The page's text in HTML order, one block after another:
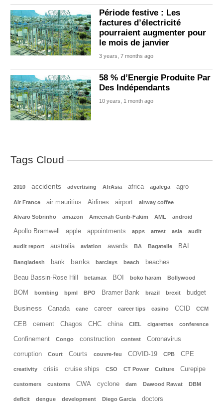
Période festive : Les
factures d’électricité
pourraient augmenter pour
le mois de janvier
3 years, 7 months ago
58 % d’Energie Produite Par
Des Indépendants
10 years, 1 month ago
Tags Cloud
2010 accidents advertising AfrAsia africa agalega agro
Air France air mauritius Airlines airport airway coffee
Alvaro Sobrinho amazon Ameenah Gurib-Fakim AML android
Apollo Bramwell apple appointments apps arrest asia audit
audit report australia aviation awards BA Bagatelle BAI
Bangladesh bank banks barclays beach beaches
Beau Bassin-Rose Hill betamax BOI boko haram Bollywood
BOM bombing bpml BPO Bramer Bank brazil brexit budget
Business Canada cane career career tips casino CCID CCM
CEB cement Chagos CHC china CIEL cigarettes conference
Confinement Congo construction contest Coronavirus
corruption Court Courts couvre-feu COVID-19 CPB CPE
creativity crisis cruise ships CSO CT Power Culture Curepipe
customers customs CWA cyclone dam Dawood Rawat DBM
deficit dengue development Diego Garcia doctors